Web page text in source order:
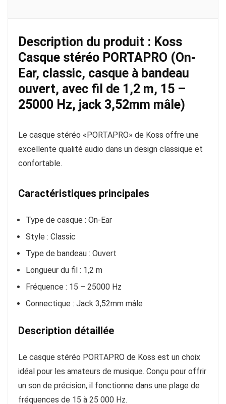
Description du produit : Koss
Casque stéréo PORTAPRO (On-
Ear, classic, casque à bandeau
ouvert, avec fil de 1,2 m, 15 –
25000 Hz, jack 3,52mm mâle)
Le casque stéréo «PORTAPRO» de Koss offre une
excellente qualité audio dans un design classique et
confortable.
Caractéristiques principales
Type de casque : On-Ear
Style : Classic
Type de bandeau : Ouvert
Longueur du fil : 1,2 m
Fréquence : 15 – 25000 Hz
Connectique : Jack 3,52mm mâle
Description détaillée
Le casque stéréo PORTAPRO de Koss est un choix
idéal pour les amateurs de musique. Conçu pour offrir
un son de précision, il fonctionne dans une plage de
fréquences de 15 à 25 000 Hz.